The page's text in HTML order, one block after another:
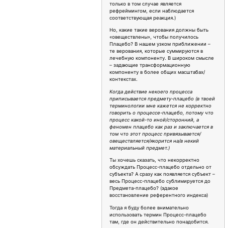
только в том случае является
рефреймингом, если наблюдается
соответствующая реакция.)
Но, какие такие верования должны быть
«овеществлены», чтобы получилось
Плацебо? В нашем узком приближении –
те верования, которые суммируются в
лечебную компоненту. В широком смысле
– задающие трансформационную
компоненту в более общих масштабах/
контекстах.
Когда действие некоего процесса
приписывается предмету-плацебо (в твоей
терминологии мне кажется не корректно
говорить о процессе-плацебо, потому что
процесс какой-то иной/сторонний, а
феномен плацебо как раз и заключается в
том что этот процесс привязывается/
овеществляется/якорится на/в некий
материальный предмет.)
Ты хочешь сказать, что некорректно
обсуждать Процесс-плацебо отдельно от
субъекта? А сразу как появляется субъект –
весь Процесс-плацебо сублимируется до
Предмета-плацебо? (эдакое
восстановление референтного индекса)
Тогда я буду более внимательно
использовать термин Процесс-плацебо
там, где он действительно понадобится.